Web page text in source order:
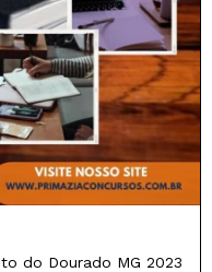
do Dourado MG 2023